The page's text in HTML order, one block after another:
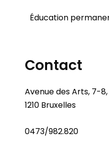
Éducation
Contact
Avenue des Arts, 7-8,
1210 Bruxelles
0473/982.820